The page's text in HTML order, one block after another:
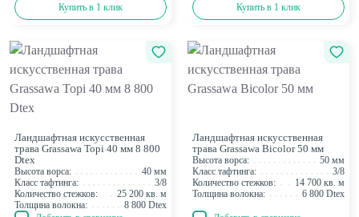
Закрыть
Купить в 1 клик Купить в 1 клик
Ландшафтная искусственная
трава Grassawa Topi 40 мм 8 800
Dtex
Высота ворса:
40 мм
Класс тафтинга:
3/8
Количество стежков:
25 200 кв. м
Толщина волокна:
8 800 Dtex
Ландшафтная искусственная
трава Grassawa Bicolor 50 мм
Высота ворса:
50 мм
Класс тафтинга:
3/8
Количество стежков:
14 700 кв. м
Толщина волокна:
6 800 Dtex